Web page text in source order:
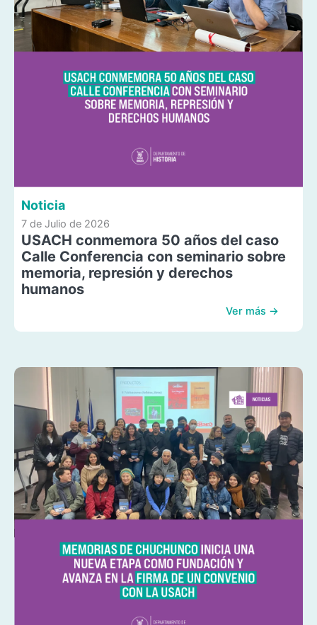
Noticia
7 de Julio de 2026
USACH conmemora 50 años del caso
Calle Conferencia con seminario sobre
memoria, represión y derechos
humanos
Ver más →